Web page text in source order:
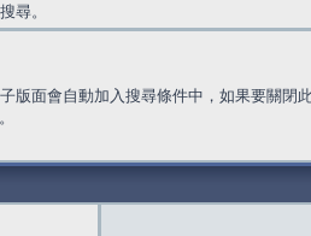
尋。
版面會自動加入搜尋條件中，如果要關閉